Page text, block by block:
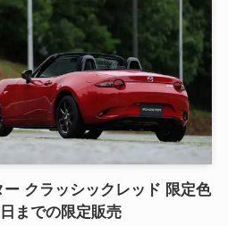
クラッシックレッド 限定色
までの限定販売